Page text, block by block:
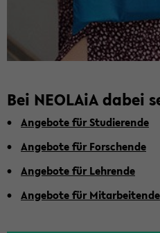
Bei NEO­LA­iA dabei
An­ge­bo­te für Stu­die­ren­de
An­ge­bo­te für For­schen­de
An­ge­bo­te für Leh­ren­de
An­ge­bo­te für Mit­ar­bei­ten­de